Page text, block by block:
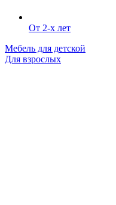
От 2-х лет
Мебель для детской
Для взрослых